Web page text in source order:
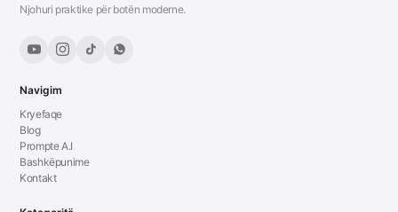
Njohuri praktike për botën moderne.
Navigim
Kryefaqe
Blog
Prompte A.I
Bashkëpunime
Kontakt